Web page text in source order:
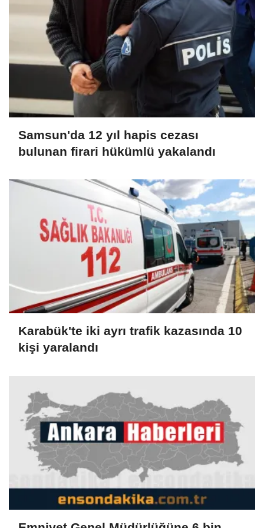
Samsun'da 12 yıl hapis cezası
bulunan firari hükümlü yakalandı
Karabük'te iki ayrı trafik kazasında 10
kişi yaralandı